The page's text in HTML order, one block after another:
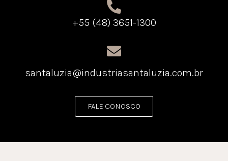
+55 (48) 3651-1300
santaluzia@industriasantaluzia.com.br
FALE CONOSCO